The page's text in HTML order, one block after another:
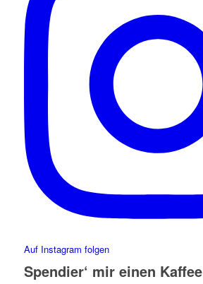
Auf Instagram folgen
Spendier‘ mir einen Kaffee